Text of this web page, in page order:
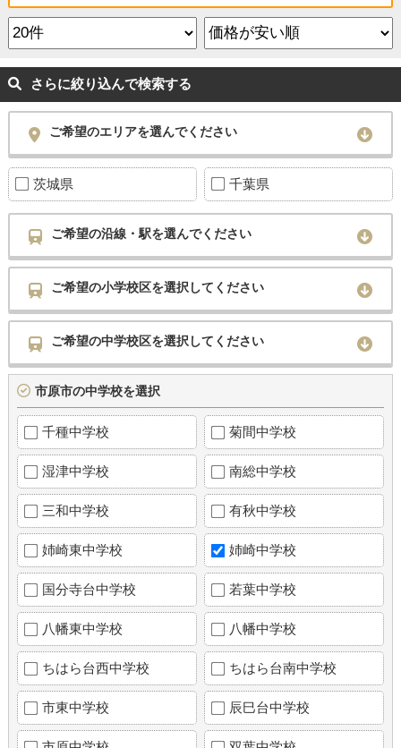
さらに絞り込んで検索する
ご希望のエリアを選んでください
茨城県 千葉県
ご希望の沿線・駅を選んでください
ご希望の小学校区を選択してください
ご希望の中学校区を選択してください
市原市の中学校を選択
千種中学校 菊間中学校
湿津中学校 南総中学校
三和中学校 有秋中学校
姉崎東中学校 姉崎中学校
国分寺台中学校 若葉中学校
八幡東中学校 八幡中学校
ちはら台西中学校 ちはら台南中学校
市東中学校 辰巳台中学校